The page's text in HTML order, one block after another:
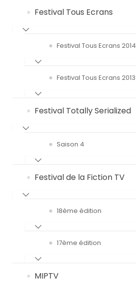
Festival Tous Ecrans
Festival Tous Ecrans 2014
Festival Tous Ecrans 2013
Festival Totally Serialized
Saison 4
Festival de la Fiction TV
18ème édition
17ème édition
MIPTV